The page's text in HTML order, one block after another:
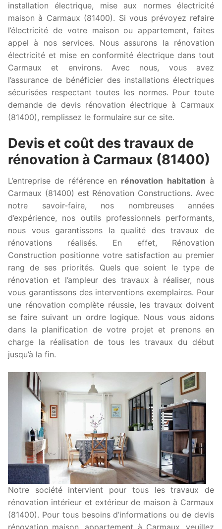
installation électrique, mise aux normes électricité
maison à Carmaux (81400). Si vous prévoyez refaire
l’électricité de votre maison ou appartement, faites
appel à nos services. Nous assurons la rénovation
électricité et mise en conformité électrique dans tout
Carmaux et environs. Avec nous, vous avez
l’assurance de bénéficier des installations électriques
sécurisées respectant toutes les normes. Pour toute
demande de devis rénovation électrique à Carmaux
(81400), remplissez le formulaire sur ce site.
Devis et coût des travaux de
rénovation à Carmaux (81400)
L’entreprise de référence en rénovation habitation à
Carmaux (81400) est Rénovation Constructions. Avec
notre savoir-faire, nos nombreuses années
d’expérience, nos outils professionnels performants,
nous vous garantissons la qualité des travaux de
rénovations réalisés. En effet, Rénovation
Construction positionne votre satisfaction au premier
rang de ses priorités. Quels que soient le type de
rénovation et l’ampleur des travaux à réaliser, nous
vous garantissons des interventions exemplaires. Pour
une rénovation complète réussie, les travaux doivent
se faire suivant un ordre logique. Nous vous aidons
dans la planification de votre projet et prenons en
charge la réalisation de tous les travaux du début
jusqu’à la fin.
Notre société intervient pour tous les travaux de
rénovation intérieur et extérieur de maison à Carmaux
(81400). Pour tous besoins d’informations ou de devis